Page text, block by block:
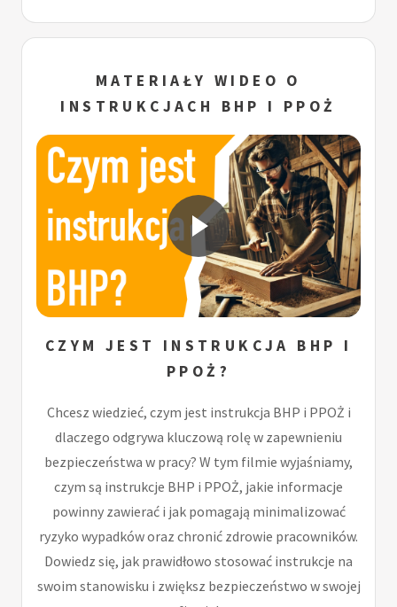
MATERIAŁY WIDEO O
INSTRUKCJACH BHP I PPOŻ
CZYM JEST INSTRUKCJA BHP I
PPOŻ?
Chcesz wiedzieć, czym jest instrukcja BHP i PPOŻ i
dlaczego odgrywa kluczową rolę w zapewnieniu
bezpieczeństwa w pracy? W tym filmie wyjaśniamy,
czym są instrukcje BHP i PPOŻ, jakie informacje
powinny zawierać i jak pomagają minimalizować
ryzyko wypadków oraz chronić zdrowie pracowników.
Dowiedz się, jak prawidłowo stosować instrukcje na
swoim stanowisku i zwiększ bezpieczeństwo w swojej